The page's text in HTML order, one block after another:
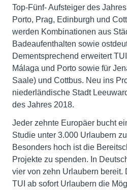
Top-Fünf- Aufsteiger des
Porto, Prag, Edinburgh und
werden Kombinationen aus
Badeaufenthalten sowie
Dementsprechend erweitert
Málaga und Porto sowie für
Saale) und Cottbus. Neu ins
niederländische Stadt
des Jahres 2018.
Jeder zehnte Europäer bucht
Studie unter 3.000 Urlaubern
Besonders hoch ist die
Projekte zu spenden. In
vier von zehn Urlaubern bereit.
TUI ab sofort Urlaubern die